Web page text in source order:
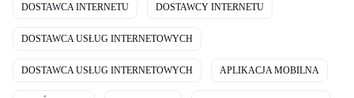
DOSTAWCA INTERNETU DOSTAWCY INTERNETU
DOSTAWCA USŁUG INTERNETOWYCH
DOSTAWCA USŁUG INTERNETOWYCH APLIKACJA MOBILNA